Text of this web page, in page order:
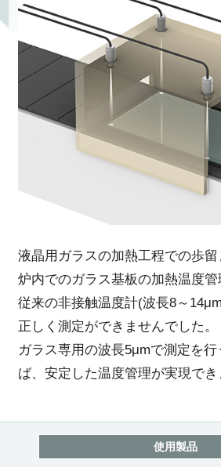
液晶用ガラスの加熱工程での歩留
炉内でのガラス基板の加熱温度管
従来の非接触温度計(波長8～
正しく測定ができませんでした。
ガラス専用の波長5μmで測定を
ば、安定した温度管理が実現でき
使用製品